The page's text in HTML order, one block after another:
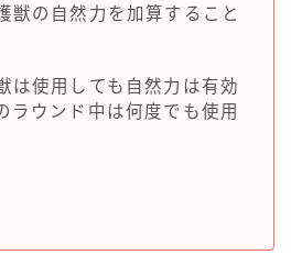
獣の自然力を加算すること
は使用しても自然力は有効
ラウンド中は何度でも使用